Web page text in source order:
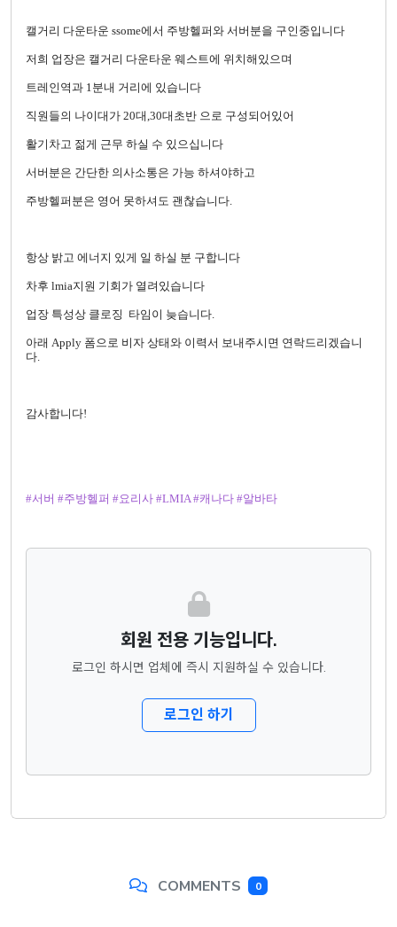
캘거리 다운타운 ssome에서 주방헬퍼와 서버분을 구인중입니다
저희 업장은 캘거리 다운타운 웨스트에 위치해있으며
트레인역과 1분내 거리에 있습니다
직원들의 나이대가 20대,30대초반 으로 구성되어있어
활기차고 젊게 근무 하실 수 있으십니다
서버분은 간단한 의사소통은 가능 하셔야하고
주방헬퍼분은 영어 못하셔도 괜찮습니다.
항상 밝고 에너지 있게 일 하실 분 구합니다
차후 lmia지원 기회가 열려있습니다
업장 특성상 클로징 타임이 늦습니다.
아래 Apply 폼으로 비자 상태와 이력서 보내주시면 연락드리겠습니
다.
감사합니다!
#서버 #주방헬퍼 #요리사 #LMIA #캐나다 #알바타
회원 전용 기능입니다.
로그인 하시면 업체에 즉시 지원하실 수 있습니다.
로그인 하기
COMMENTS 0